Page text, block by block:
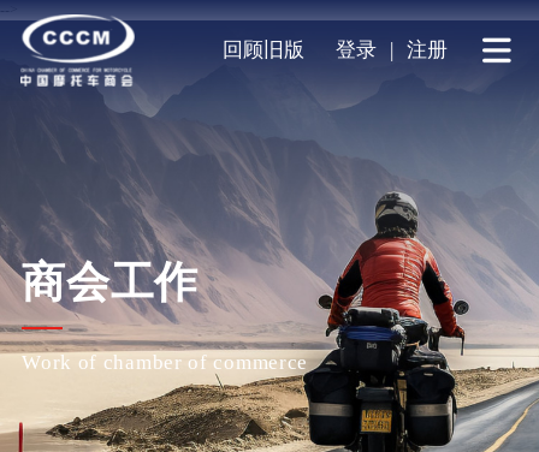
-->
回顾旧版 登录 注册
商会工作
Work of chamber of commerce